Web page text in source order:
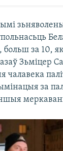
за 10,
Зьміцер
чалавека
за